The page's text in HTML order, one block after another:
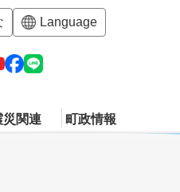
Language
災関連 町政情報